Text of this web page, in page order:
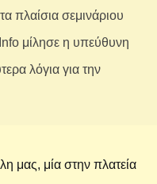
πλαίσια σεμινάριου
μίλησε η υπεύθυνη
λόγια για την
μας, μία στην πλατεία